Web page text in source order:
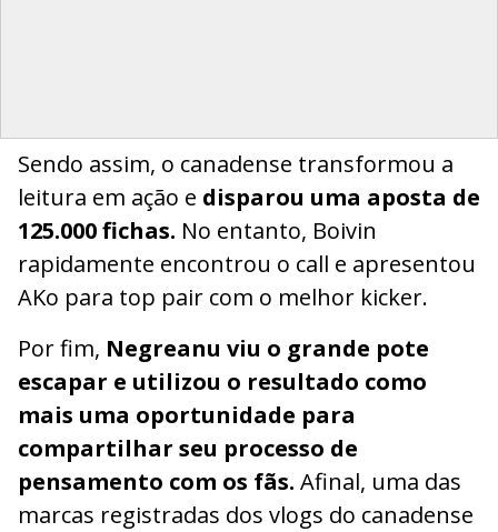
Sendo assim, o canadense transformou a
leitura em ação e disparou uma aposta de
125.000 fichas. No entanto, Boivin
rapidamente encontrou o call e apresentou
AKo para top pair com o melhor kicker.
Por fim, Negreanu viu o grande pote
escapar e utilizou o resultado como
mais uma oportunidade para
compartilhar seu processo de
pensamento com os fãs. Afinal, uma das
marcas registradas dos vlogs do canadense